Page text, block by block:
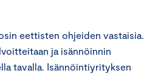
eettisten ohjeiden vastaisia.
ja isännöinnin
tavalla. Isännöintiyrityksen